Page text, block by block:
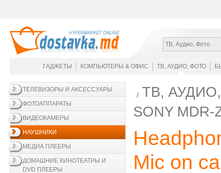
ТВ, Аудио, Фото
ГАДЖЕТЫ КОМПЬЮТЕРЫ & ОФИС ТВ, АУДИО, ФОТО
ТЕЛЕВИЗОРЫ И АКСЕССУАРЫ
ФОТОАППАРАТЫ
ВИДЕОКАМЕРЫ
НАУШНИКИ
МЕДИА ПЛЕЕРЫ
ДОМАШНИЕ КИНОТЕАТРЫ И
DVD ПЛЕЕРЫ
ТВ,
SONY MDR-
Mic on